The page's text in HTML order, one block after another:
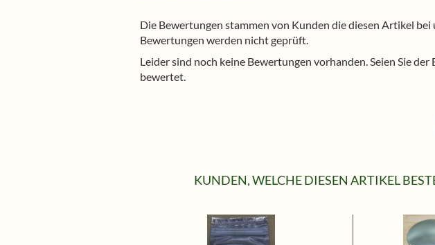
Die Bewertungen stammen von Kunden die diesen Artikel bei
Bewertungen werden nicht geprüft.
Leider sind noch keine Bewertungen vorhanden. Seien Sie der
bewertet.
KUNDEN, WELCHE DIESEN ARTIKEL